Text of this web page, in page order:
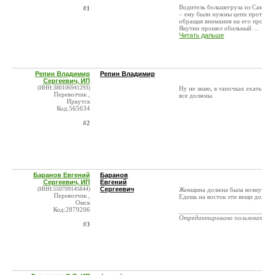
#1
Водитель большегруза из
– ему были нужны цепи
обращая внимания на его
Якутии прошел обильный ...
Читать дальше
Репин Владимир
Сергеевич, ИП
(ИНН:380106941293)
Перевозчик ,
Иркутск
Код:565634
#2
Репин Владимир
Ну не знаю, в тапочках
все должны.
Баранов Евгений
Сергеевич, ИП
(ИНН:550709145844)
Перевозчик ,
Омск
Код:2879206
#3
Баранов
Евгений
Сергеевич
Женщина должна была
Едешь на восток эти вещи
Отредактировано